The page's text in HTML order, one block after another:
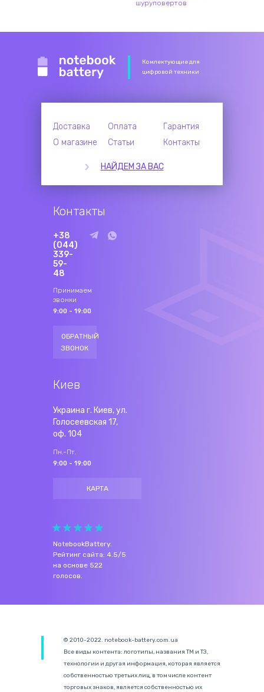
шуруповертов
Комлектующие для
цифровой техники
Доставка Оплата
Гарантия
О магазине
Статьи Контакты
НАЙДЕМ ЗА ВАС
Контакты
+38
(044)
339-
59-
48
Принимаем
звонки
9:00 - 19:00
ОБРАТНЫЙ
ЗВОНОК
Киев
Украина г. Киев, ул.
Голосеевская 17,
оф. 104
Пн.-Пт.
9:00 - 19:00
КАРТА
NotebookBattery.
Рейтинг сайта: 4.5/5
на основе 522
голосов.
© 2010-2022. notebook-battery.com.ua
Все виды контента: логотипы, названия ТМ и ТЗ,
технологии и другая информация, которая является
собственностью третьих лиц, в том числе контент
торговых знаков, является собственностью их